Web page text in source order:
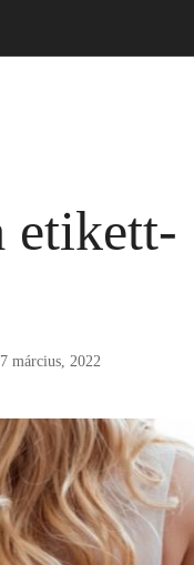
etikett-
március, 2022